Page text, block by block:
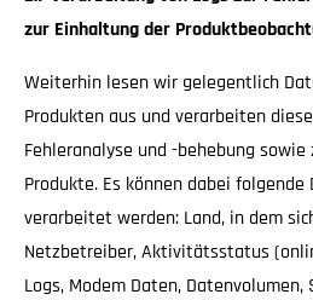
zur Einhaltung der
Weiterhin lesen wir gelegentlich
Produkten aus und verarbeiten
Fehleranalyse und -behebung sowie
Produkte. Es können dabei
verarbeitet werden: Land, in dem
Netzbetreiber, Aktivitätsstatus
Logs, Modem Daten,